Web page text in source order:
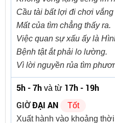
Cầu tài bất lợi đi chơi vắng
Mất của tìm chẳng thấy ra.
Việc quan sự xấu ấy là
Bệnh tật ắt phải lo lường.
Vì lời nguyền rủa tìm
5h - 7h và từ 17h - 19h
GIỜĐẠI AN
Tốt
Xuất hành vào khoảng